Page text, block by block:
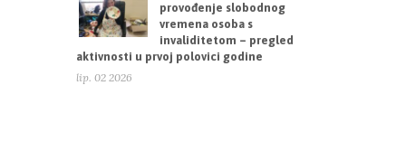
provođenje slobodnog
vremena osoba s
invaliditetom – pregled
aktivnosti u prvoj polovici godine
lip. 02 2026